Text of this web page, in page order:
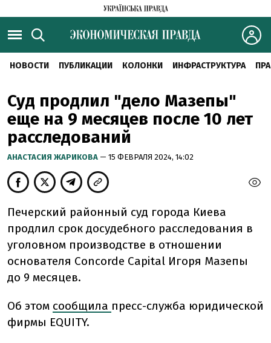
НОВОСТИ ПУБЛИКАЦИИ КОЛОНКИ ИНФРАСТРУКТУРА
Суд продлил "дело Мазепы"
еще на 9 месяцев после 10 лет
расследований
АНАСТАСИЯ ЖАРИКОВА — 15 ФЕВРАЛЯ 2024, 14:02
Печерский районный суд города Киева
продлил срок досудебного расследования в
уголовном производстве в отношении
основателя Concorde Capital Игоря Мазепы
до 9 месяцев.
Об этом сообщила пресс-служба юридической
фирмы EQUITY.